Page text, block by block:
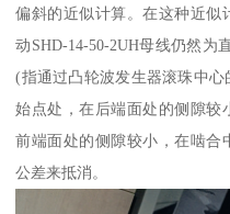
偏斜的近似计算。在这种近似
动SHD-14-50-2UH母线仍然
(指通过凸轮波发生器滚珠中
始点处，在后端面处的侧隙较
前端面处的侧隙较小，在啮合
公差来抵消。